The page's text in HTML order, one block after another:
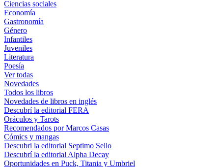
Ciencias sociales
Economía
Gastronomía
Género
Infantiles
Juveniles
Literatura
Poesía
Ver todas
Novedades
Todos los libros
Novedades de libros en inglés
Descubrí la editorial FERA
Oráculos y Tarots
Recomendados por Marcos Casas
Cómics y mangas
Descubri la editorial Septimo Sello
Descubrí la editorial Alpha Decay
Oportunidades en Puck, Titania y Umbriel